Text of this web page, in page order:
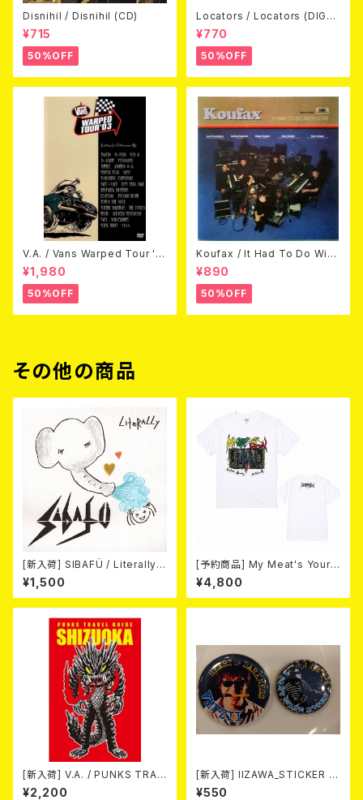
Disnihil / Disnihil (CD)
¥715
50%OFF
Locators / Locators (DIGPA
CK CD)
¥770
50%OFF
V.A. / Vans Warped Tour '0
3 (DVD)
¥1,980
50%OFF
Koufax / It Had To Do With
Love (CD)
¥890
50%OFF
その他の商品
[新入荷] SIBAFÜ / Literally
(7"EP)
¥1,500
[予約商品] My Meat's Your
Poison -あんたにゃ毒でもオイ
ラにゃ薬- (WHITE) 熊本地震
復興支援T-shirt (XXL & XXX
¥4,800
[新入荷] V.A. / PUNKS TRAV
EL GUIDE SHIZUOKA (CD)
¥2,200
[新入荷] IIZAWA_STICKER +
BADGE SET
¥550